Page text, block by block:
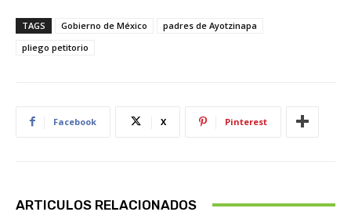
TAGS Gobierno de México
padres de Ayotzinapa
pliego petitorio
Facebook X Pinterest
ARTICULOS RELACIONADOS